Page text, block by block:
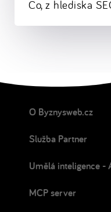
Co, z hlediska
O Byznysweb.cz
Služba Partner
Umělá inteligence -
MCP server